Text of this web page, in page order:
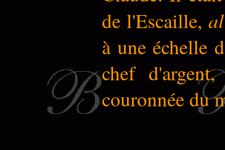
de l'Escaille,
à une échelle
chef
couronnée du